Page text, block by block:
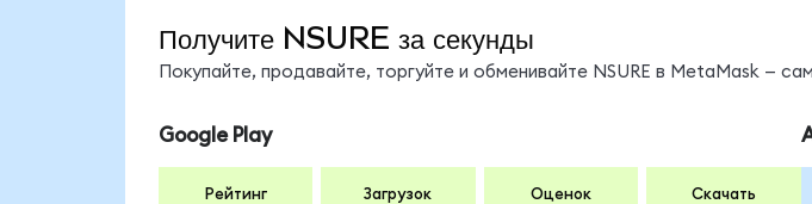
Получите NSURE за секунды
Покупайте, продавайте, торгуйте и обменивайте NSURE в MetaMask —
Google Play
Рейтинг Загрузок Оценок Скачать